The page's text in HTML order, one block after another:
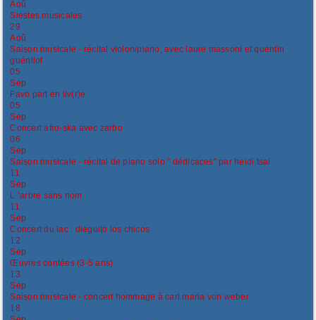
Aoû
Siestes musicales
29
Aoû
Saison musicale - récital violon/piano, avec laure massoni et quentin
guérillot
05
Sep
Favo part en liv(r)e
05
Sep
Concert afro-ska avec zarbo
06
Sep
Saison musicale - récital de piano solo " dédicaces" par heidi tsai.
11
Sep
L ‘arbre sans nom
11
Sep
Concert du lac : dieguito los chicos
12
Sep
Œuvres contées (3-5 ans)
13
Sep
Saison musicale - concert hommage à carl maria von weber
18